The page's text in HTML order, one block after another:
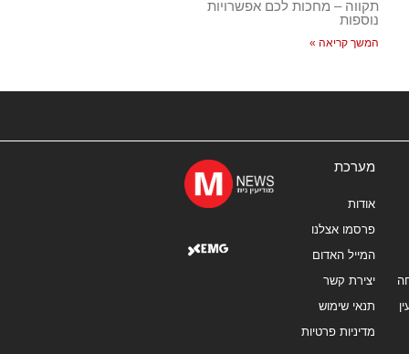
תקווה – מחכות לכם אפשרויות
נוספות
המשך קריאה »
מערכת
אודות
פרסמו אצלנו
המייל האדום
יצירת קשר
תנאי שימוש
מדיניות פרטיות